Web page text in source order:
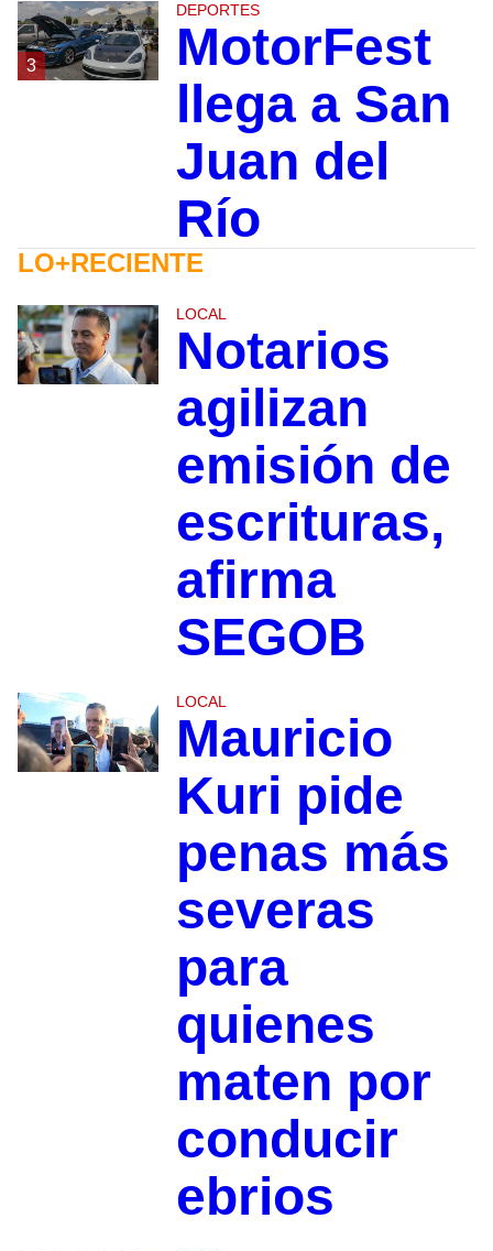
3
DEPORTES
MotorFest
llega a San
Juan del
Río
LO+RECIENTE
LOCAL
Notarios
agilizan
emisión de
escrituras,
afirma
SEGOB
LOCAL
Mauricio
Kuri pide
penas más
severas
para
quienes
maten por
conducir
ebrios